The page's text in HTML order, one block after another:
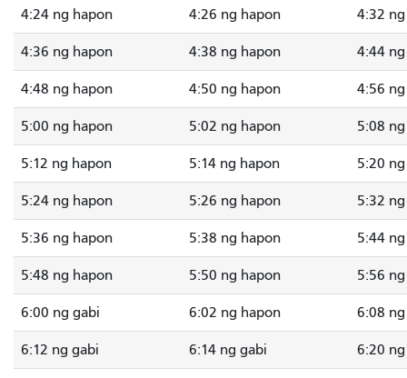
4:24 ng hapon 4:26 ng hapon 4:32
4:36 ng hapon 4:38 ng hapon 4:44
4:48 ng hapon 4:50 ng hapon 4:56
5:00 ng hapon 5:02 ng hapon 5:08
5:12 ng hapon 5:14 ng hapon 5:20
5:24 ng hapon 5:26 ng hapon 5:32
5:36 ng hapon 5:38 ng hapon 5:44
5:48 ng hapon 5:50 ng hapon 5:56
6:00 ng gabi 6:02 ng hapon 6:08
6:12 ng gabi 6:14 ng gabi 6:20